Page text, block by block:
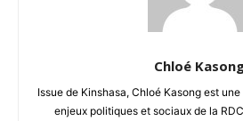
Chloé
Issue de Kinshasa, Chloé Kasong est
enjeux politiques et sociaux de la